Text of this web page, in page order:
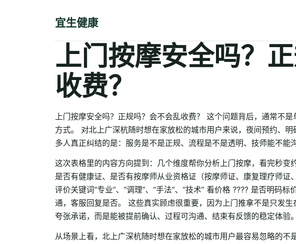
宜生健康
上门按摩安全吗？
收费？
上门按摩安全吗？正规吗？会不会乱收费？ 这个问题背后，通常不
方式。 对北上广深杭随时想在家放松的城市用户来说，夜间预约、
多人真正纠结的是：服务是不是正规、流程是不是透明、技师能不能
这次表格里的内容方向提到：几个维度帮你分析上门按摩，看完秒
是否有健康证、是否有按摩师从业资格证（按摩师证、康复理疗师证
评价关键词“专业”、“调理”、“手法”、“技术” 看价格 ???? 是否明
通，客服回复是否。 这些真实顾虑很重要，因为上门推拿不是只发
夸张承诺，而是能被提前确认、过程可沟通、结束有反馈的稳定体验。
从场景上看，北上广深杭随时想在家放松的城市用户最容易忽略的